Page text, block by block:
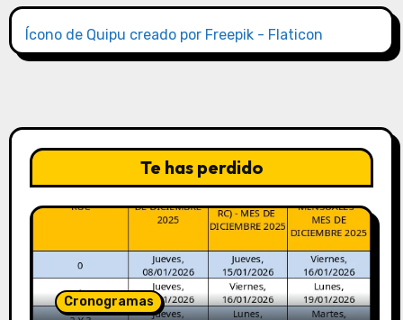
Ícono de Quipu creado por Freepik - Flaticon
Te has perdido
Cronogramas